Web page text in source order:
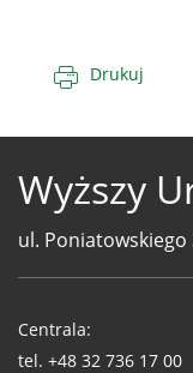
Drukuj
Wyższy
ul. Poniatowskiego
WUG
Centrala:
tel. +48 32 736 17 00